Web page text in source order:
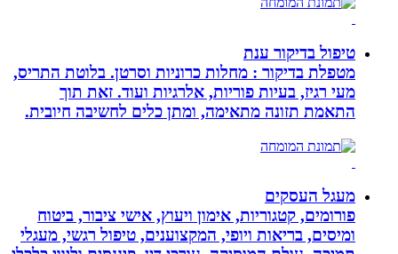
טיפול בדיקור ענת
מטפלת בדיקור : מחלות כרוניות וסרטן. בלוטת התריס,
מעי רגיז, בעיות פוריות, אלרגיות ועוד. זאת תוך
התאמת תזונה מתאימה, ומתן כלים לחשיבה חיובית.
מעגל העסקים
פורומים, קטגוריות, אימון ויעוץ, אישי ציבור, ביטוח
ומיסים, בריאות ויופי, המקצוענים, טיפול רגשי, מעגלי